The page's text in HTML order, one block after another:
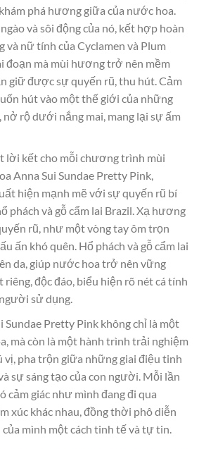
phá hương giữa của nước hoa.
và sôi động của nó, kết hợp hoàn
và nữ tính của Cyclamen và Plum
đoạn mà mùi hương trở nên mềm
giữ được sự quyến rũ, thu hút. Cảm
hút vào một thế giới của những
nở rộ dưới nắng mai, mang lại sự ấm
lời kết cho mỗi chương trình mùi
Anna Sui Sundae Pretty Pink,
hiện mạnh mẽ với sự quyến rũ bí
phách và gỗ cẩm lai Brazil. Xạ hương
rũ, như một vòng tay ôm trọn
ấn khó quên. Hổ phách và gỗ cẩm lai
da, giúp nước hoa trở nên vững
độc đáo, biểu hiện rõ nét cá tính
sử dụng.
Sundae Pretty Pink không chỉ là một
mà còn là một hành trình trải nghiệm
pha trộn giữa những giai điệu tinh
sự sáng tạo của con người. Mỗi lần
cảm giác như mình đang đi qua
xúc khác nhau, đồng thời phô diễn
của mình một cách tinh tế và tự tin.